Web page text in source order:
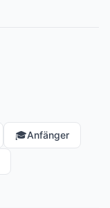
🎓Anfänger